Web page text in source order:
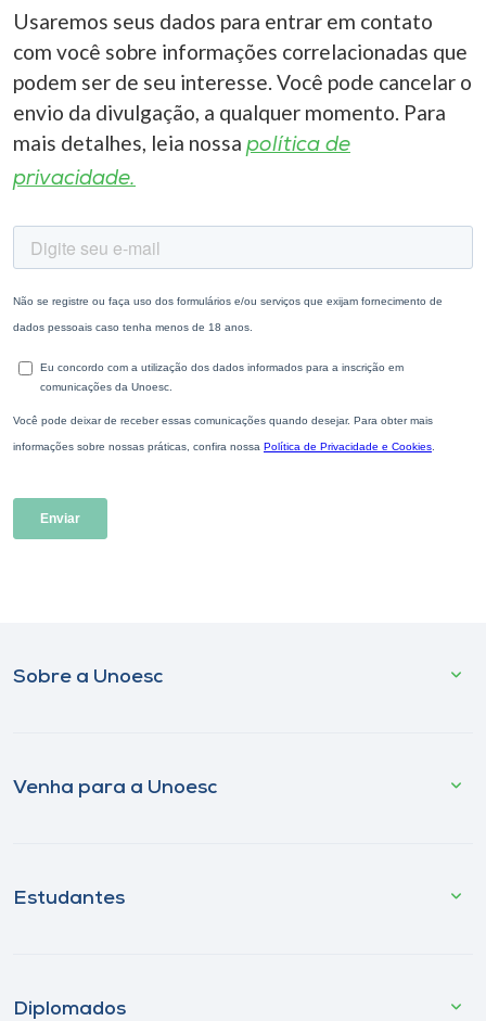
Usaremos seus dados para entrar em contato
com você sobre informações correlacionadas que
podem ser de seu interesse. Você pode cancelar o
envio da divulgação, a qualquer momento. Para
mais detalhes, leia nossa política de
privacidade.
Sobre a Unoesc
Venha para a Unoesc
Estudantes
Diplomados